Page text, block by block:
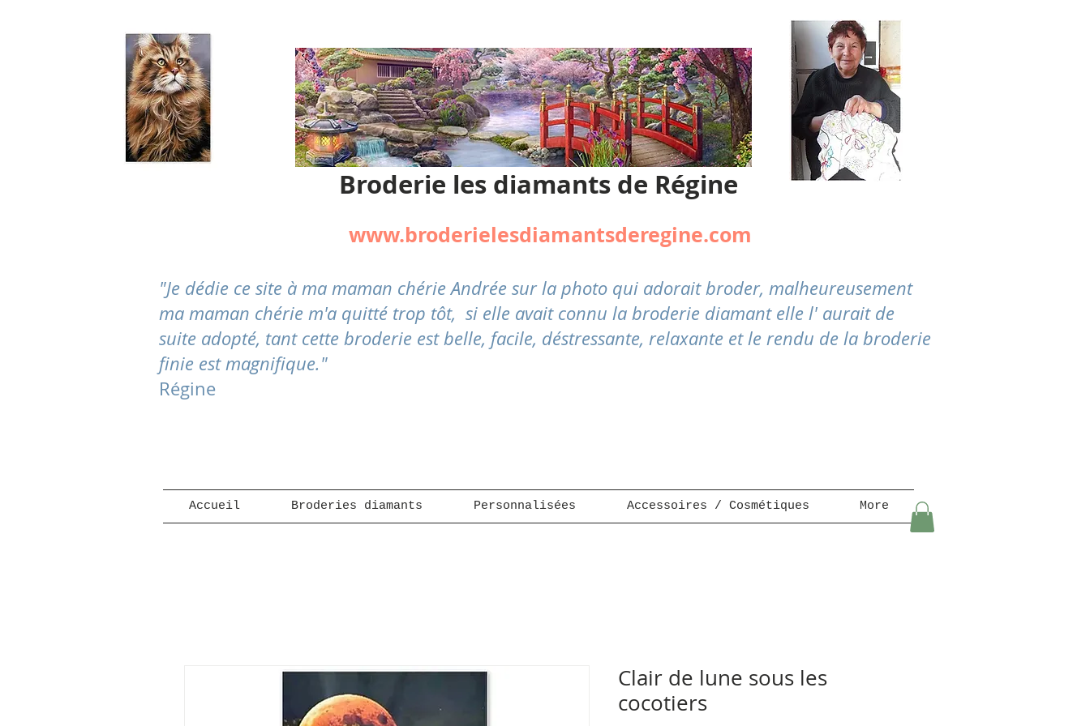
Broderie les diamants de Régine
www.broderielesdiamantsderegine.com
"Je dédie ce site à ma maman chérie Andrée sur la photo qui adorait broder, malheureusement
ma maman chérie m'a quitté trop tôt, si elle avait connu la broderie diamant elle l' aurait de
suite adopté, tant cette broderie est belle, facile, déstressante, relaxante et le rendu de la broderie
finie est magnifique."
Régine
Accueil Broderies diamants Personnalisées Accessoires / Cosmétiques More
Clair de lune sous les
cocotiers